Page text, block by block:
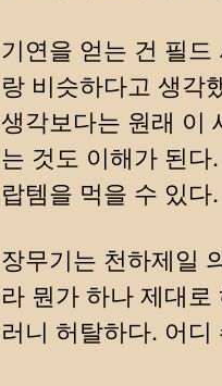
기연을 얻는 건 필드
랑 비슷하다고 생각
생각보다는 원래 이
는 것도 이해가 된다
랍템을 먹을 수 있다.
장무기는 천하제일
라 뭔가 하나 제대
러니 허탈하다. 어